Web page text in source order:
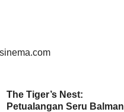
The Tiger’s Nest:
Petualangan Seru